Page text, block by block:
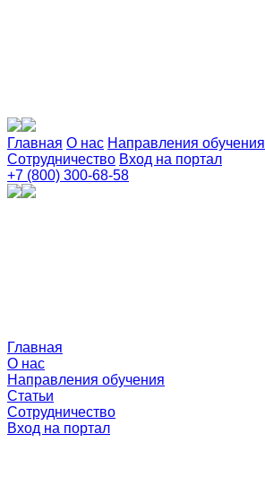
Главная О нас Направления обучения
Сотрудничество Вход на портал
+7 (800) 300-68-58
Главная
О нас
Направления обучения
Статьи
Сотрудничество
Вход на портал